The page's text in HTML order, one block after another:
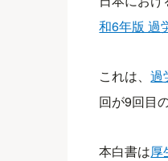
和6年版 過
これは、過
回が9回目
本白書は厚